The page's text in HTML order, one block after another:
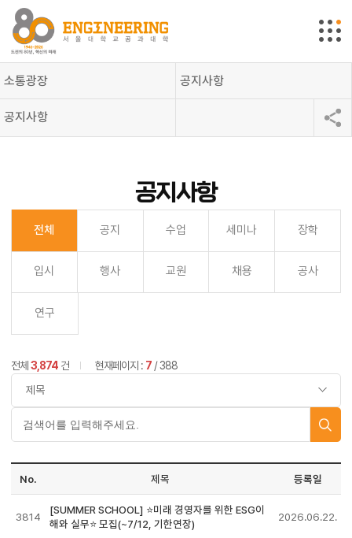
소통광장 공지사항
공지사항
공지사항
전체 공지 수업 세미나 장학
입시 행사 교원 채용 공사
연구
전체3,874 건 현재페이지 : 7 / 388
No. 제목 등록일
3814
[SUMMER SCHOOL] ⭐미래 경영자를 위한 ESG이
해와 실무⭐ 모집(~7/12, 기한연장)
2026.06.22.